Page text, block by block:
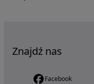
Znajdź nas
Facebook